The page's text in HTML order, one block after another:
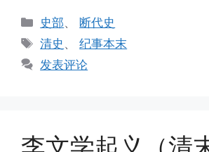
分
类
史部、 断代史
标
签
清史 、纪事本末
发表评论